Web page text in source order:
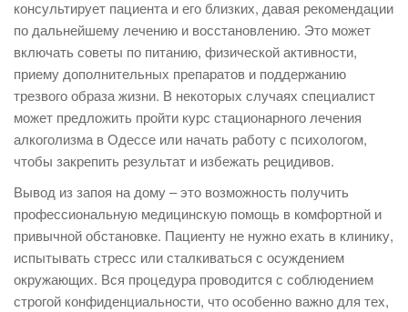
консультирует пациента и его близких, давая рекомендации
по дальнейшему лечению и восстановлению. Это может
включать советы по питанию, физической активности,
приему дополнительных препаратов и поддержанию
трезвого образа жизни. В некоторых случаях специалист
может предложить пройти курс стационарного лечения
алкоголизма в Одессе или начать работу с психологом,
чтобы закрепить результат и избежать рецидивов.
Вывод из запоя на дому – это возможность получить
профессиональную медицинскую помощь в комфортной и
привычной обстановке. Пациенту не нужно ехать в клинику,
испытывать стресс или сталкиваться с осуждением
окружающих. Вся процедура проводится с соблюдением
строгой конфиденциальности, что особенно важно для тех,